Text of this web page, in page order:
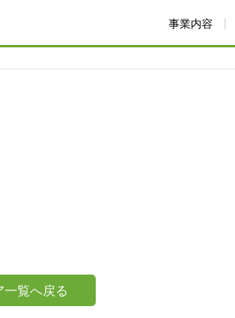
事業内容
一覧へ戻る